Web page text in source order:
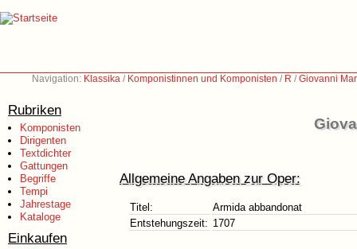
Navigation: Klassika / Komponistinnen und Komponisten / R /Giovanni
Rubriken
Komponisten
Dirigenten
Textdichter
Gattungen
Begriffe
Tempi
Jahrestage
Kataloge
Einkaufen
Allgemeine Angaben zur Oper:
Titel:
Armida abbandonat
Entstehungszeit: 1707